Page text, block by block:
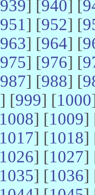
939] [940] [
951] [952] [
963] [964] [
975] [976] [
987] [988] [
] [999] [1000
1008] [1009]
1017] [1018]
1026] [1027]
1035] [1036]